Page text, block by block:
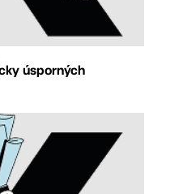
úsporných